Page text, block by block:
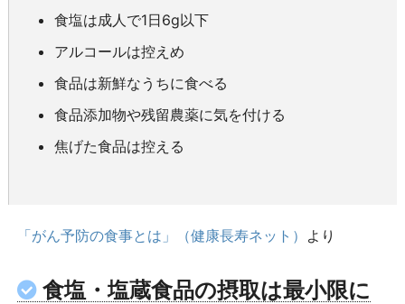
食塩は成人で1日6g以下
アルコールは控えめ
食品は新鮮なうちに食べる
食品添加物や残留農薬に気を付ける
焦げた食品は控える
「がん予防の食事とは」（健康長寿ネット） より
食塩・塩蔵食品の摂取は最小限に